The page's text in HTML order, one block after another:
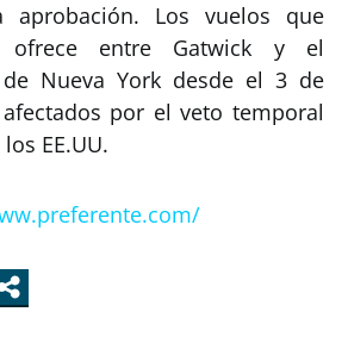
aprobación. Los vuelos que
ofrece entre Gatwick y el
de Nueva York desde el 3 de
por el veto temporal
EE.UU.